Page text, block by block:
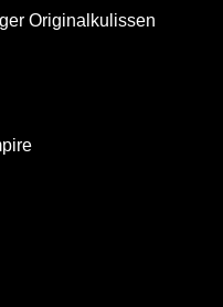
Originalkulissen